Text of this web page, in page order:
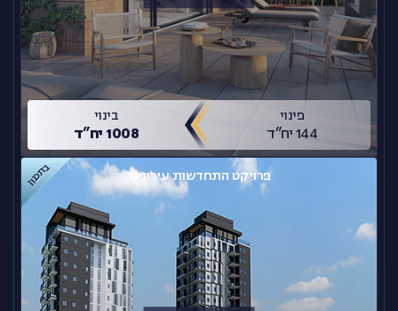
פינוי
144 יח”ד
בינוי
1008 יח”ד
פרויקט התחדשות עירונית בתכנון